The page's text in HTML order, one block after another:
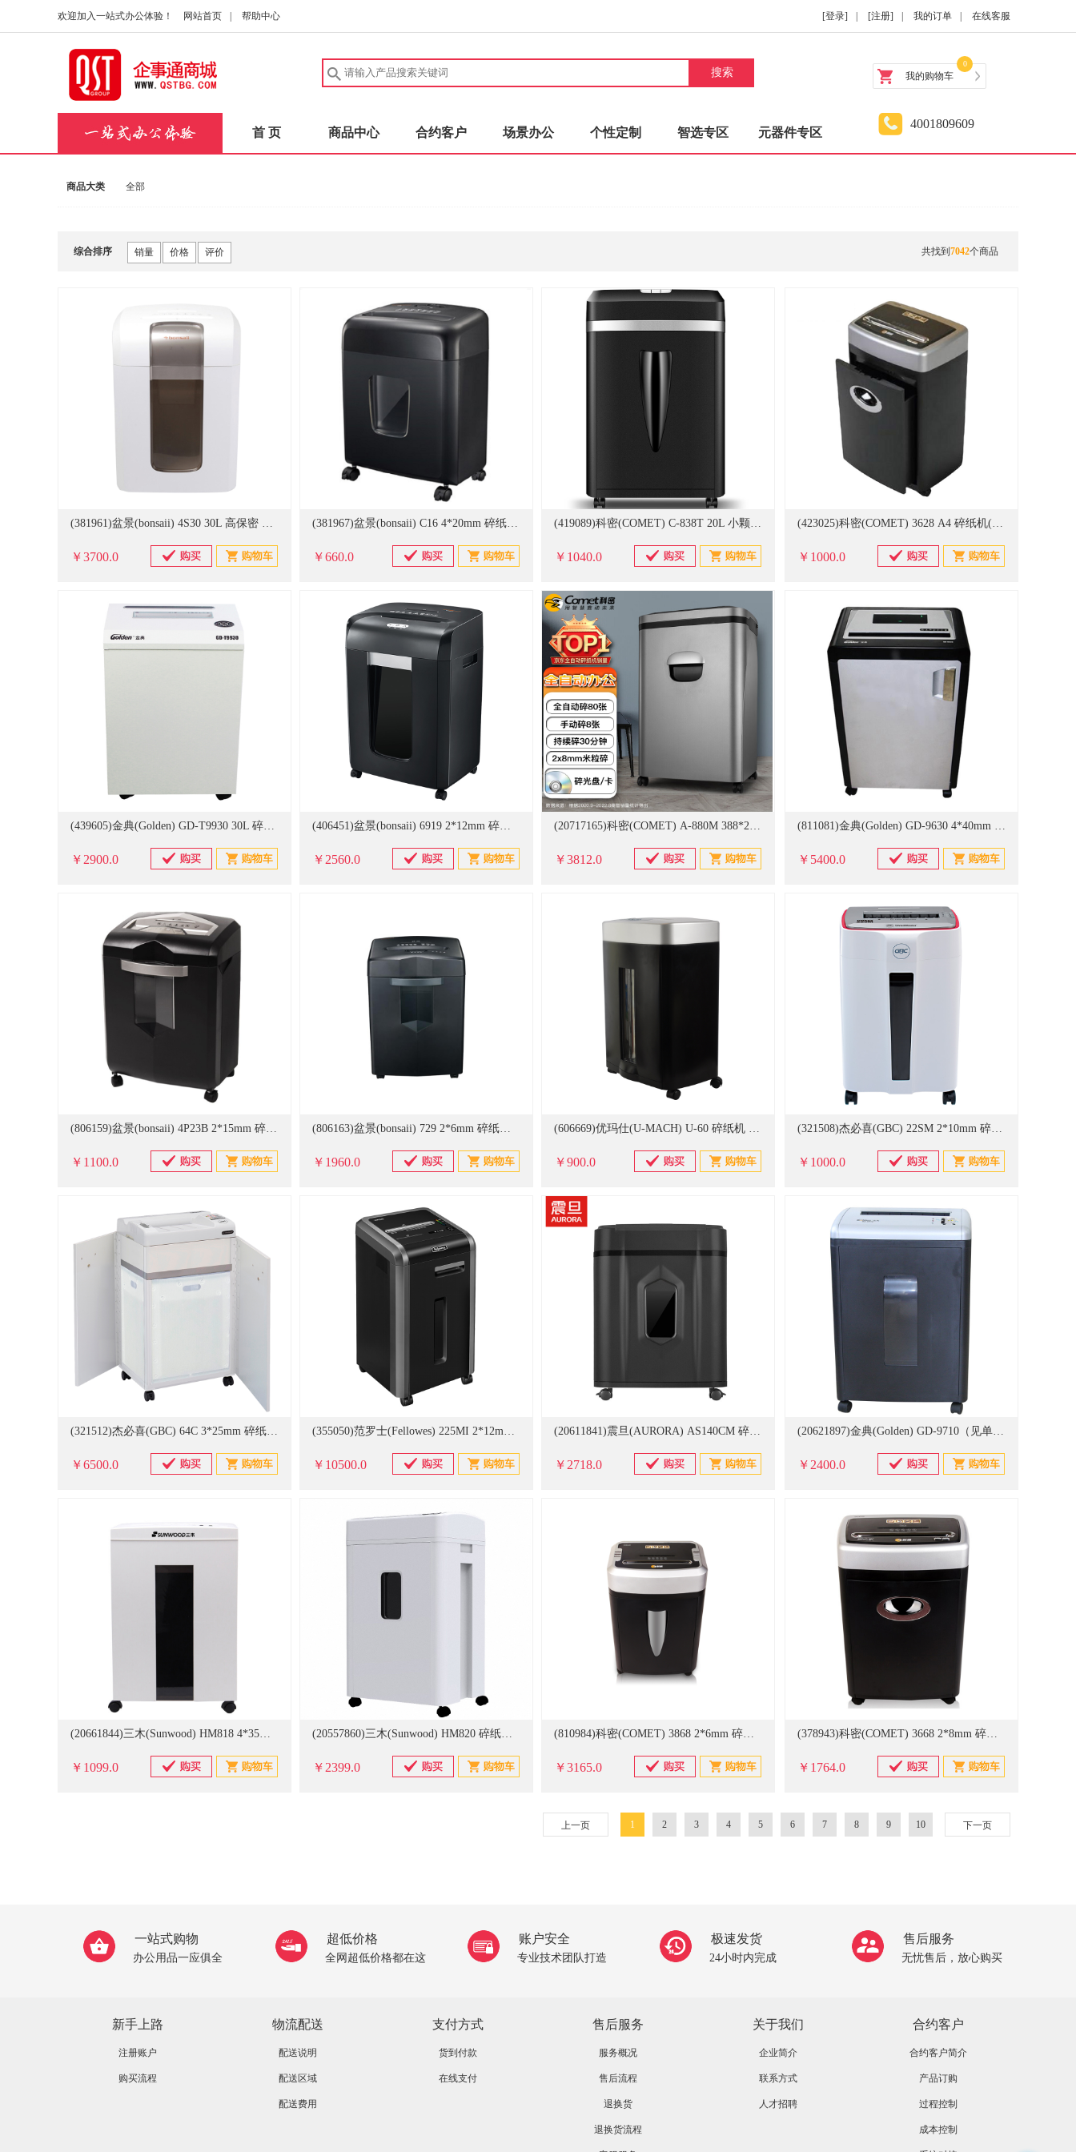
欢迎加入一站式办公体验！ 网站首页 帮助中心 [登录] [注册] 我的订单 在线客服
搜索 我的购物车
0
首 页 商品中心 合约客户 场景办公 个性定制 智选专区 元器件专区
4001809609
商品大类 全部
综合排序 销量 价格 评价 共找到 7042个商品
(381961)盆景(bonsaii) 4S30 30L 高保密 静音连续4小时 可碎光盘信用卡纸订书针大头针回形针 碎纸机 白色(单位：台)
￥3700.0
(381967)盆景(bonsaii) C16 4*20mm 碎纸机 黑色(单位：台)
￥660.0
(419089)科密(COMET) C-838T 20L 小颗粒文件碎纸机 黑色(单位：台)
￥1040.0
(423025)科密(COMET) 3628 A4 碎纸机(单位：台)
￥1000.0
(439605)金典(Golden) GD-T9930 30L 碎纸15-18张 全金属壳碎纸机 白色(单位：台)
￥2900.0
(406451)盆景(bonsaii) 6919 2*12mm 碎纸机(单位：台)
￥2560.0
(20717165)科密(COMET) A-880M 388*290*615mm 碎纸机(单位：台)
￥3812.0
(811081)金典(Golden) GD-9630 4*40mm 碎纸机 银黑色(单位：台)
￥5400.0
(806159)盆景(bonsaii) 4P23B 2*15mm 碎纸机 黑色(单位：台)
￥1100.0
(806163)盆景(bonsaii) 729 2*6mm 碎纸机 黑色(单位：台)
￥1960.0
(606669)优玛仕(U-MACH) U-60 碎纸机 黑色(单位：台)
￥900.0
(321508)杰必喜(GBC) 22SM 2*10mm 碎纸机 白色(单位：台)
￥1000.0
(321512)杰必喜(GBC) 64C 3*25mm 碎纸机 白色(单位：台)
￥6500.0
(355050)范罗士(Fellowes) 225MI 2*12mm 碎纸机 黑色(单位：台)
￥10500.0
(20611841)震旦(AURORA) AS140CM 碎纸机(单位：台)
￥2718.0
(20621897)金典(Golden) GD-9710（见单生产） 22L 碎纸机(单位：台)
￥2400.0
(20661844)三木(Sunwood) HM818 4*35mm 碎纸机 白色(单位：台)
￥1099.0
(20557860)三木(Sunwood) HM820 碎纸效果3*23mm 碎纸机 白色(单位：台)
￥2399.0
(810984)科密(COMET) 3868 2*6mm 碎纸机(单位：台)
￥3165.0
(378943)科密(COMET) 3668 2*8mm 碎纸机 黑色(单位：台)
￥1764.0
上一页 1 2 3 4 5 6 7 8 9 10 下一页
一站式购物
办公用品一应俱全
超低价格
全网超低价格都在这
账户安全
专业技术团队打造
极速发货
24小时内完成
售后服务
无忧售后，放心购买
新手上路
注册账户
购买流程
物流配送
配送说明
配送区域
配送费用
支付方式
货到付款
在线支付
售后服务
服务概况
售后流程
退换货
退换货流程
关于我们
企业简介
联系方式
人才招聘
合约客户
合约客户简介
产品订购
过程控制
成本控制